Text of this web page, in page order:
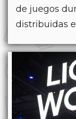
de juegos
distribuidas